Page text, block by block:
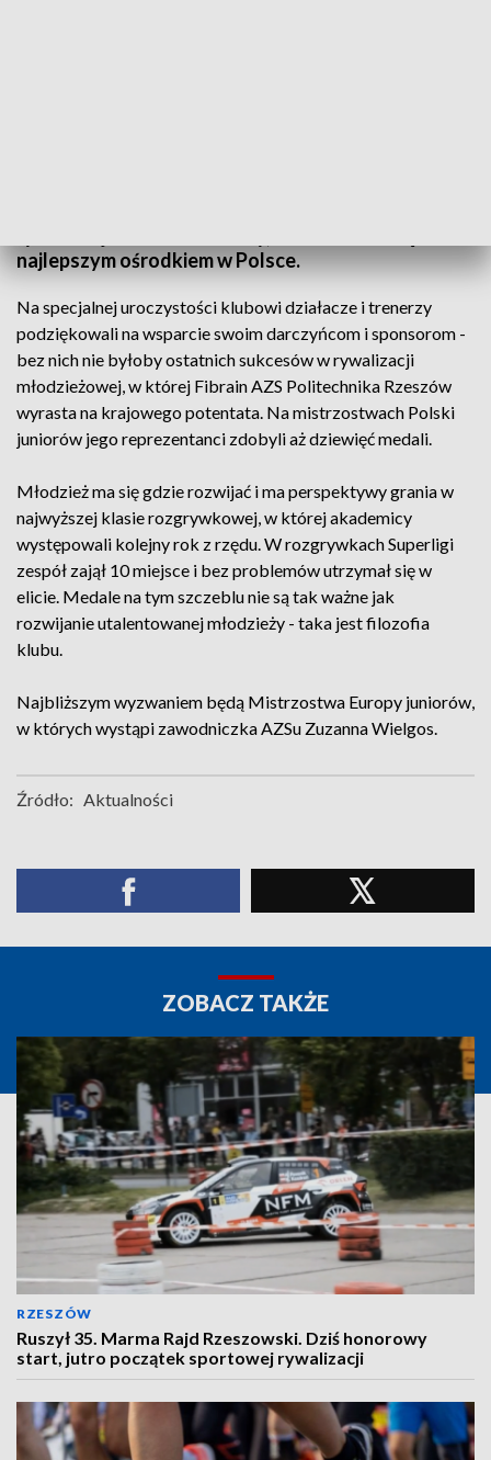
najlepszym ośrodkiem w Polsce.
Na specjalnej uroczystości klubowi działacze i trenerzy
podziękowali na wsparcie swoim darczyńcom i sponsorom -
bez nich nie byłoby ostatnich sukcesów w rywalizacji
młodzieżowej, w której Fibrain AZS Politechnika Rzeszów
wyrasta na krajowego potentata. Na mistrzostwach Polski
juniorów jego reprezentanci zdobyli aż dziewięć medali.
Młodzież ma się gdzie rozwijać i ma perspektywy grania w
najwyższej klasie rozgrywkowej, w której akademicy
występowali kolejny rok z rzędu. W rozgrywkach Superligi
zespół zajął 10 miejsce i bez problemów utrzymał się w
elicie. Medale na tym szczeblu nie są tak ważne jak
rozwijanie utalentowanej młodzieży - taka jest filozofia
klubu.
Najbliższym wyzwaniem będą Mistrzostwa Europy juniorów,
w których wystąpi zawodniczka AZSu Zuzanna Wielgos.
Źródło: Aktualności
ZOBACZ TAKŻE
RZESZÓW
Ruszył 35. Marma Rajd Rzeszowski. Dziś honorowy
start, jutro początek sportowej rywalizacji